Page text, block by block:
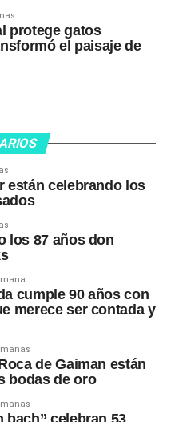
protege gatos
el paisaje de
están celebrando los
los 87 años don
cumple 90 años con
merece ser contada y
de Gaiman están
bodas de oro
bach” celebran 53